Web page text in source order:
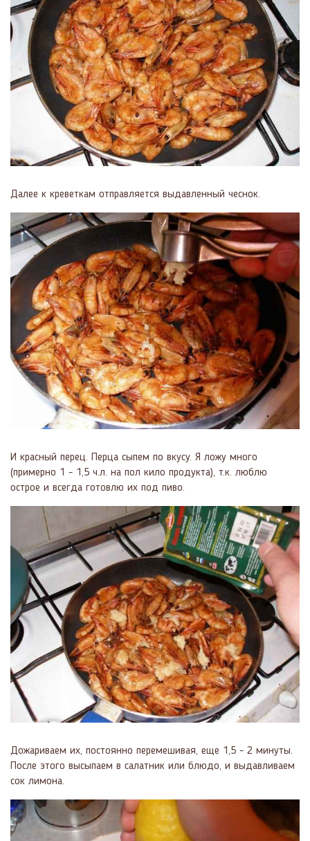
Далее к креветкам отправляется выдавленный чеснок.
И красный перец. Перца сыпем по вкусу. Я ложу много
(примерно 1 - 1,5 ч.л. на пол кило продукта), т.к. люблю
острое и всегда готовлю их под пиво.
Дожариваем их, постоянно перемешивая, еще 1,5 - 2 минуты.
После этого высыпаем в салатник или блюдо, и выдавливаем
сок лимона.